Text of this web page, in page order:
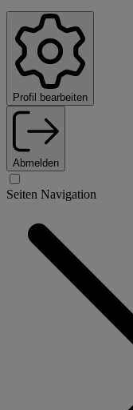
Profil bearbeiten
Abmelden
Seiten Navigation